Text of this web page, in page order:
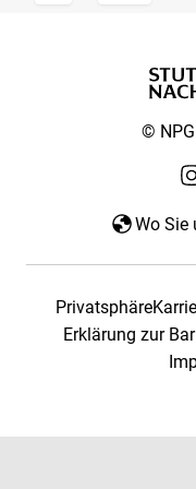
©
Wo Sie
Privatsphäre
Erklärung zur